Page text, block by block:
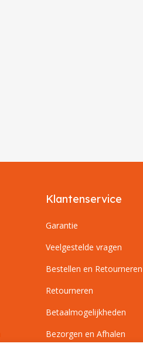
Klantenservice
Garantie
Veelgestelde vragen
Bestellen en Retourneren
Retourneren
Betaalmogelijkheden
Bezorgen en Afhalen